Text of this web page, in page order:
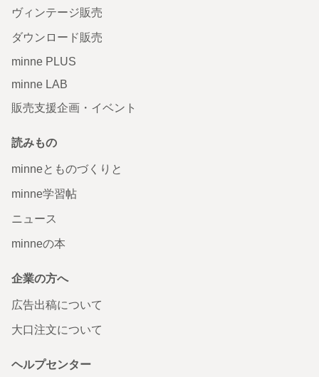
ヴィンテージ販売
ダウンロード販売
minne PLUS
minne LAB
販売支援企画・イベント
読みもの
minneとものづくりと
minne学習帖
ニュース
minneの本
企業の方へ
広告出稿について
大口注文について
ヘルプセンター